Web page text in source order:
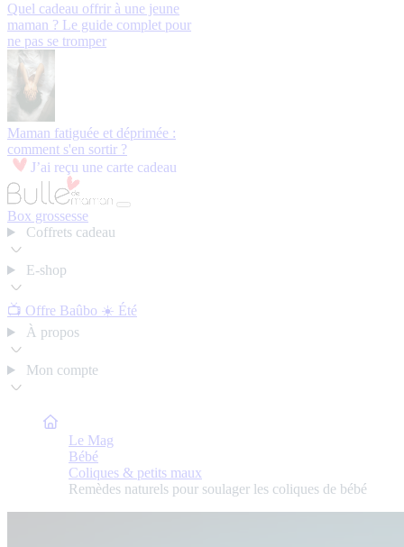
Quel cadeau offrir à une jeune
maman ? Le guide complet pour
ne pas se tromper
Maman fatiguée et déprimée :
comment s'en sortir ?
J’ai reçu une carte cadeau
Box grossesse
Coffrets cadeau
E-shop
📺 Offre Baûbo ☀️ Été
À propos
Mon compte
Bulle de Maman
Le Mag
Bébé
Coliques & petits maux
Remèdes naturels pour soulager les coliques de bébé